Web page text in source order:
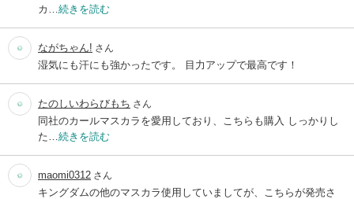
カ… 続きを読む
ながちゃん! さん
湿気にも汗にも強かったです。 目力アップで最高です！
たのしいわらびもち さん
同社のカールマスカラを愛用しており、こちらも購入 しっかりし
た… 続きを読む
maomi0312 さん
キングダムの他のマスカラ使用していましてが、こちらが発売さ